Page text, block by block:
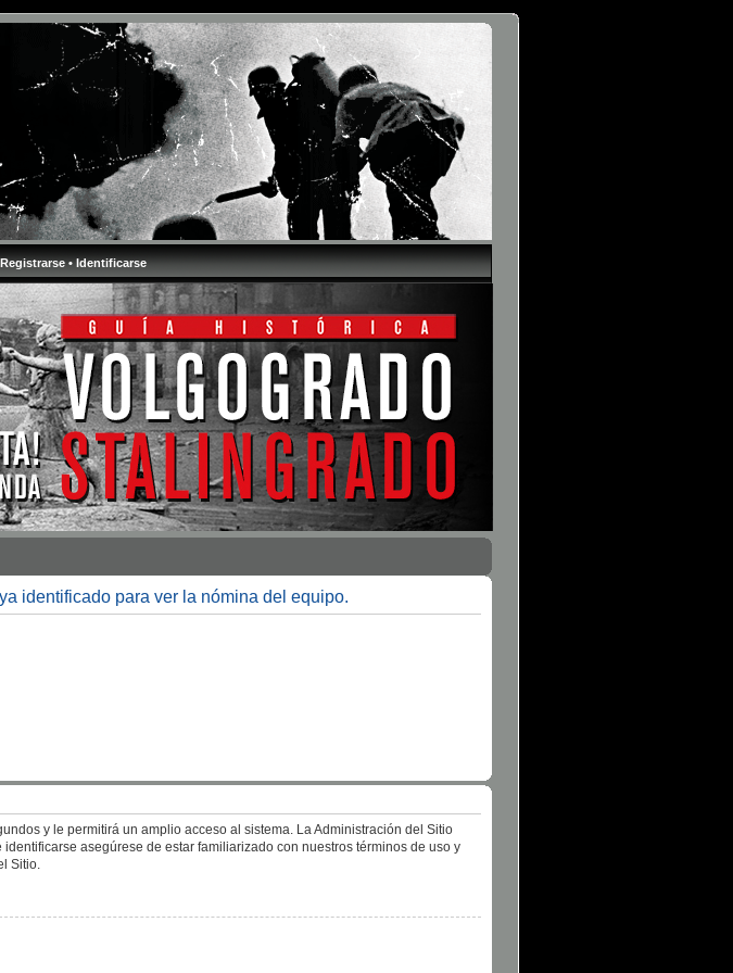
Registrarse • Identificarse
identificado para ver la nómina del equipo.
y le permitirá un amplio acceso al sistema. La Administración del Sitio
asegúrese de estar familiarizado con nuestros términos de uso y
Sitio.